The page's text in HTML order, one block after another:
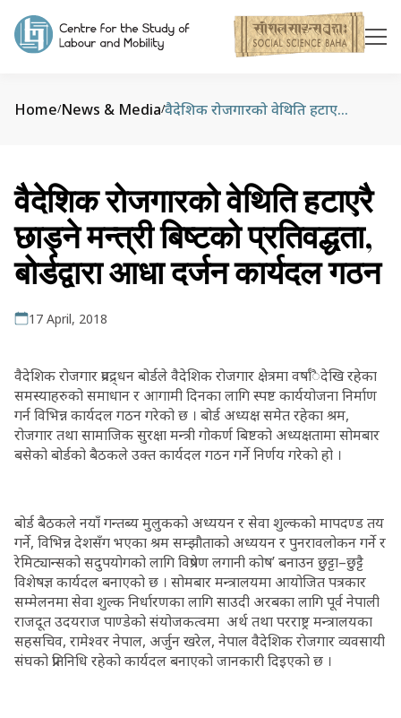
Home/News & Media/ वैदेशिक रोजगारको वेथिति हटाएरै छाड्ने मन्त्री बिष्टको प्रतिवद्धता, बोर्डद्वारा आधा दर्जन कार्यदल गठन
वैदेशिक रोजगारको वेथिति हटाएरै
छाड्ने मन्त्री बिष्टको प्रतिवद्धता,
बोर्डद्वारा आधा दर्जन कार्यदल गठन
17 April, 2018
वैदेशिक रोजगार प्रवद्र्धन बोर्डले वैदेशिक रोजगार क्षेत्रमा वर्षांैदेखि रहेका
समस्याहरुको समाधान र आगामी दिनका लागि स्पष्ट कार्ययोजना निर्माण
गर्न विभिन्न कार्यदल गठन गरेको छ । बोर्ड अध्यक्ष समेत रहेका श्रम,
रोजगार तथा सामाजिक सुरक्षा मन्त्री गोकर्ण बिष्टको अध्यक्षतामा सोमबार
बसेको बोर्डको बैठकले उक्त कार्यदल गठन गर्ने निर्णय गरेको हो ।
बोर्ड बैठकले नयाँ गन्तब्य मुलुकको अध्ययन र सेवा शुल्कको मापदण्ड तय
गर्ने, विभिन्न देशसँग भएका श्रम सम्झौताको अध्ययन र पुनरावलोकन गर्ने र
रेमिट्यान्सको सदुपयोगको लागि विप्रेषण लगानी कोष’ बनाउन छुट्टा–छुट्टै
विशेषज्ञ कार्यदल बनाएको छ । सोमबार मन्त्रालयमा आयोजित पत्रकार
सम्मेलनमा सेवा शुल्क निर्धारणका लागि साउदी अरबका लागि पूर्व नेपाली
राजदूत उदयराज पाण्डेको संयोजकत्वमा अर्थ तथा परराष्ट्र मन्त्रालयका
सहसचिव, रामेश्वर नेपाल, अर्जुन खरेल, नेपाल वैदेशिक रोजगार व्यवसायी
संघको प्रतिनिधि रहेको कार्यदल बनाएको जानकारी दिइएको छ ।